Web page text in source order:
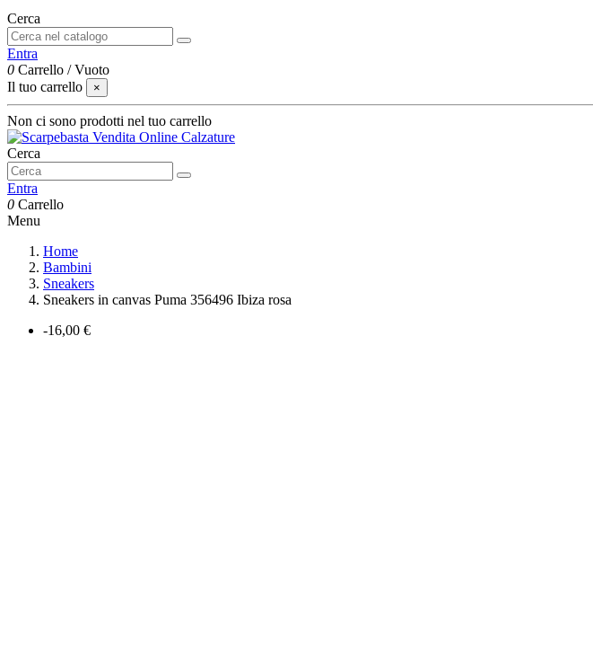
Cerca
Entra
0 Carrello /Vuoto
Il tuo carrello
×
Non ci sono prodotti nel tuo carrello
Cerca
Entra
0 Carrello
Menu
Home
Bambini
Sneakers
Sneakers in canvas Puma 356496 Ibiza rosa
-16,00 €